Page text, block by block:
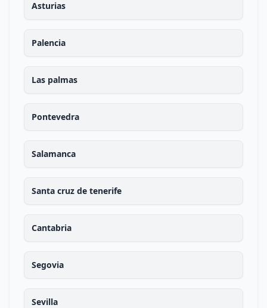
Asturias
Palencia
Las palmas
Pontevedra
Salamanca
Santa cruz de tenerife
Cantabria
Segovia
Sevilla